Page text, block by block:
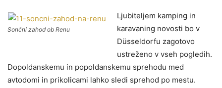
Sončni zahod ob Renu
Ljubiteljem kamping in
karavaning novosti bo v
Düsseldorfu zagotovo
ustreženo v vseh pogledih.
Dopoldanskemu in popoldanskemu sprehodu med
avtodomi in prikolicami lahko sledi sprehod po mestu.